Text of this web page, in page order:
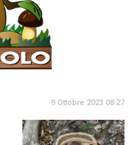
9 Ottobre 2023 08:27